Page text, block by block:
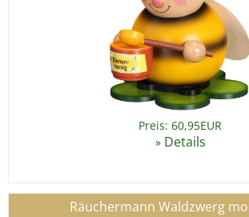
Preis: 60,95EUR
» Details
Räuchermann Waldzwerg